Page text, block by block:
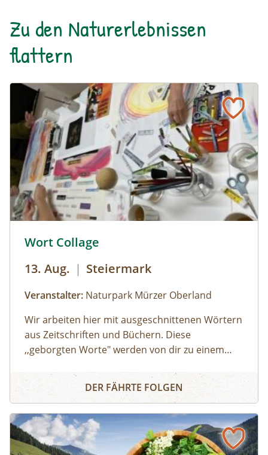
Zu den Naturerlebnissen
flattern
Wort Collage
13. Aug. | Steiermark
Veranstalter: Naturpark Mürzer Oberland
Wir arbeiten hier mit ausgeschnittenen Wörtern
aus Zeitschriften und Büchern. Diese
,,geborgten Worte" werden von dir zu einem
Worte können herumgeschoben oder
zurechtgeschnitten werden, bis eine für dich
Collagetechnik entstehen Bilder im Kopf. Diese
Bilder und momentane Gefühle können im
Wort Collage
DER FÄHRTE FOLGEN